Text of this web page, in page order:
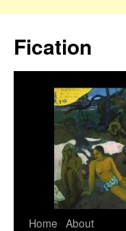
Fication
Home About